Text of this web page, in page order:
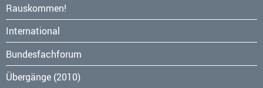
Navigation
überspringen
Rauskommen!
International
Bundesfachforum
Übergänge (2010)